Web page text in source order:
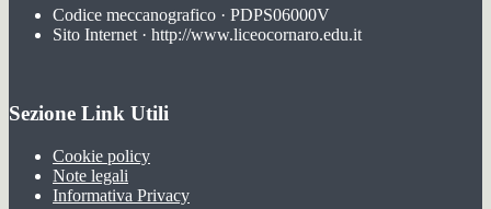
Codice meccanografico · PDPS06000V
Sito Internet · http://www.liceocornaro.edu.it
Sezione Link Utili
Cookie policy
Note legali
Informativa Privacy